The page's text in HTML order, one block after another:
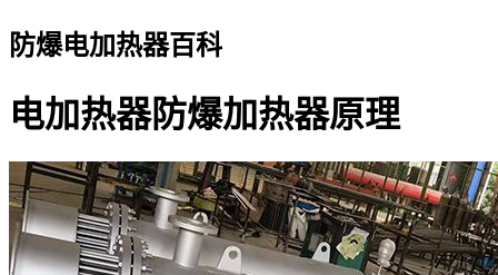
防爆电加热器百科
电加热器防爆加热器原理